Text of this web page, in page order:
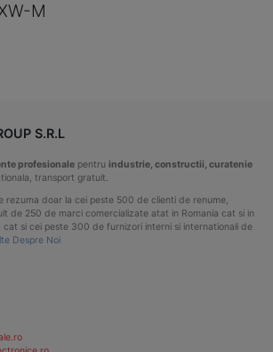
M
S.R.L
profesionale pentru industrie, constructii, curatenie
transport gratuit.
rezuma doar la cei peste 500 de clienti de renume,
de 250 de marci comercializate atat in Romania cat si in
cat si cei peste 300 de furnizori interni si internationali de
Despre Noi